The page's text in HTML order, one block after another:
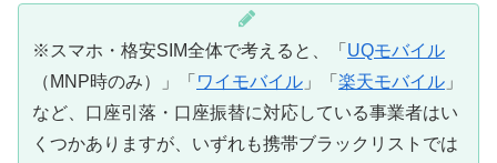
※スマホ・格安SIM全体で考えると、「 UQモバイル
（MNP時のみ）」「 ワイモバイル 」「 楽天モバイル 」
など、口座引落・口座振替に対応している事業者はい
くつかありますが、いずれも携帯ブラックリストでは